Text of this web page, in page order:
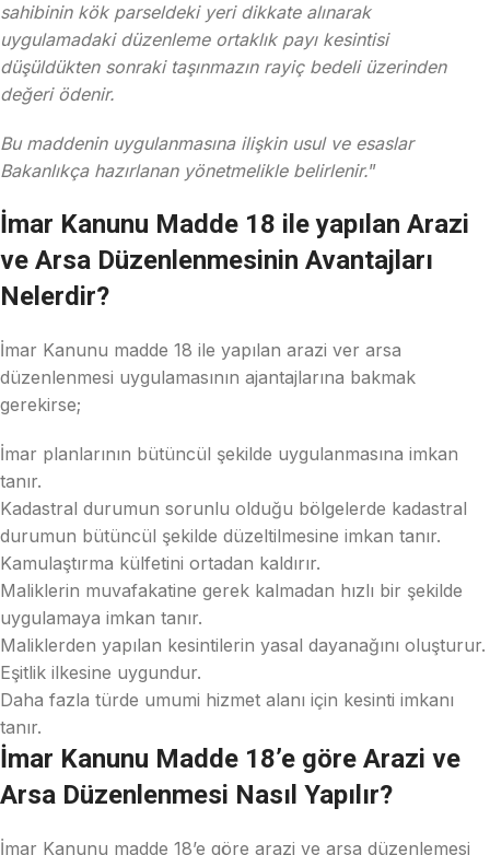
sahibinin kök parseldeki yeri dikkate alınarak
uygulamadaki düzenleme ortaklık payı kesintisi
düşüldükten sonraki taşınmazın rayiç bedeli üzerinden
değeri ödenir.
Bu maddenin uygulanmasına ilişkin usul ve esaslar
Bakanlıkça hazırlanan yönetmelikle belirlenir.”
İmar Kanunu Madde 18 ile yapılan Arazi
ve Arsa Düzenlenmesinin Avantajları
Nelerdir?
İmar Kanunu madde 18 ile yapılan arazi ver arsa
düzenlenmesi uygulamasının ajantajlarına bakmak
gerekirse;
İmar planlarının bütüncül şekilde uygulanmasına imkan
tanır.
Kadastral durumun sorunlu olduğu bölgelerde kadastral
durumun bütüncül şekilde düzeltilmesine imkan tanır.
Kamulaştırma külfetini ortadan kaldırır.
Maliklerin muvafakatine gerek kalmadan hızlı bir şekilde
uygulamaya imkan tanır.
Maliklerden yapılan kesintilerin yasal dayanağını oluşturur.
Eşitlik ilkesine uygundur.
Daha fazla türde umumi hizmet alanı için kesinti imkanı
tanır.
İmar Kanunu Madde 18’e göre Arazi ve
Arsa Düzenlenmesi Nasıl Yapılır?
İmar Kanunu madde 18’e göre arazi ve arsa düzenlemesi